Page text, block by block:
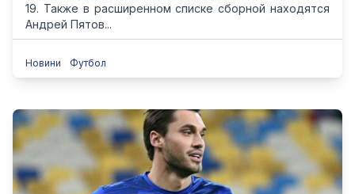
19. Также в расширенном списке сборной находятся
Андрей Пятов...
Новини Футбол